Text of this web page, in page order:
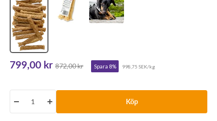
Rea-
799,00 kr Pris
872,00 kr Spara 8% 998,75 SEK/kg
Minska
Öka
Köp